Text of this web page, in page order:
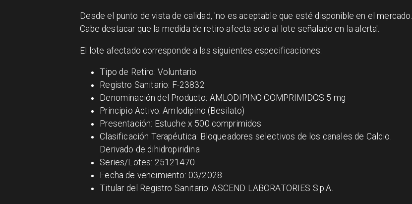
Desde el punto de vista de calidad, 'no es aceptable que esté disponible en el mercado.
Cabe destacar que la medida de retiro afecta solo al lote señalado en la alerta'.
El lote afectado corresponde a las siguientes especificaciones:
Tipo de Retiro: Voluntario
Registro Sanitario: F-23832
Denominación del Producto: AMLODIPINO COMPRIMIDOS 5 mg
Principio Activo: Amlodipino (Besilato)
Presentación: Estuche x 500 comprimidos
Clasificación Terapéutica: Bloqueadores selectivos de los canales de Calcio.
Derivado de dihidropiridina
Series/Lotes: 25121470
Fecha de vencimiento: 03/2028
Titular del Registro Sanitario: ASCEND LABORATORIES S.p.A.